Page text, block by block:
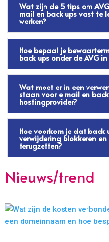
Wat zijn de 5 tips om
mail en back ups vast te
werken?
Hoe bepaal je
back ups onder de AVG
Wat moet er in een
staan voor e mail en
hostingprovider?
Hoe voorkom je dat back
verwijdering blokkeren
terugzetten?
Nieuws/trend